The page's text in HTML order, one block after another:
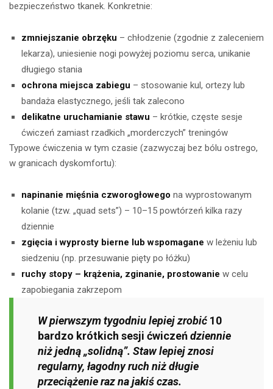
bezpieczeństwo tkanek. Konkretnie:
zmniejszanie obrzęku – chłodzenie (zgodnie z zaleceniem
lekarza), uniesienie nogi powyżej poziomu serca, unikanie
długiego stania
ochrona miejsca zabiegu – stosowanie kul, ortezy lub
bandaża elastycznego, jeśli tak zalecono
delikatne uruchamianie stawu – krótkie, częste sesje
ćwiczeń zamiast rzadkich „morderczych” treningów
Typowe ćwiczenia w tym czasie (zazwyczaj bez bólu ostrego,
w granicach dyskomfortu):
napinanie mięśnia czworogłowego na wyprostowanym
kolanie (tzw. „quad sets”) – 10–15 powtórzeń kilka razy
dziennie
zgięcia i wyprosty bierne lub wspomagane w leżeniu lub
siedzeniu (np. przesuwanie pięty po łóżku)
ruchy stopy – krążenia, zginanie, prostowanie w celu
zapobiegania zakrzepom
W pierwszym tygodniu lepiej zrobić 10
bardzo krótkich sesji ćwiczeńdziennie
niż jedną „solidną”. Staw lepiej znosi
regularny, łagodny ruch niż długie
przeciążenie raz na jakiś czas.